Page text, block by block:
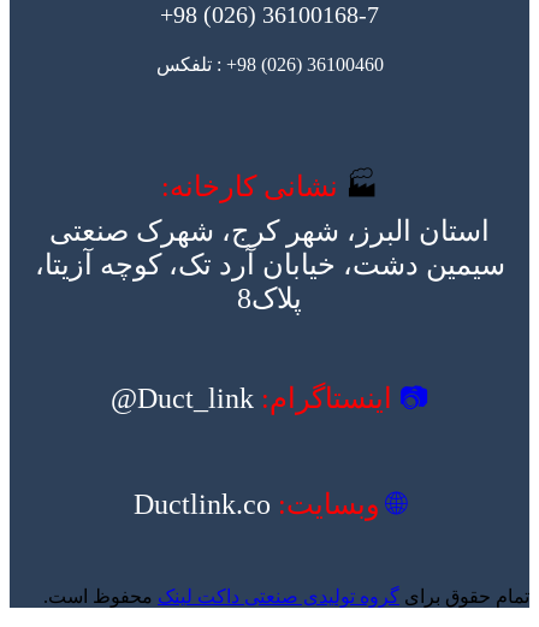
36100168-7 (026) 98+
36100460 (026) 98+ : تلفکس
🏭 نشانی کارخانه:
استان البرز، شهر کرج، شهرک صنعتی
سیمین دشت، خیابان آرد تک، کوچه آزیتا،
پلاک8
📷 اینستاگرام:
🌐 وبسایت:
تمام حقوق برای گروه تولیدی صنعتی داکت لینک محفوظ است.